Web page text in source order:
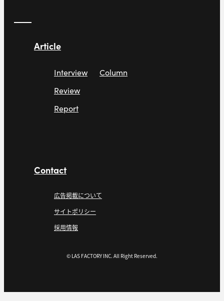
Article
Interview
Review
Report
Column
Contact
広告掲載について
サイトポリシー
採用情報
© LAS FACTORY INC. All Right Reserved.